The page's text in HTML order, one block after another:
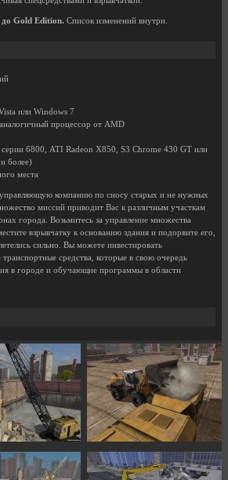
Gold Edition. Список изменений внутри.
или Windows 7
процессор от AMD
6800, ATI Radeon X850, S3 Chrome 430 GT или
более)
места
управляющую компанию по сносу старых и не нужных
миссий приводит Вас к различным участкам
города. Возьмитесь за управление множества
взрывчатку к основанию здания и подорвите его,
сильно. Вы можете инвестировать
средства, которые в свою очередь
в городе и обучающие программы в области